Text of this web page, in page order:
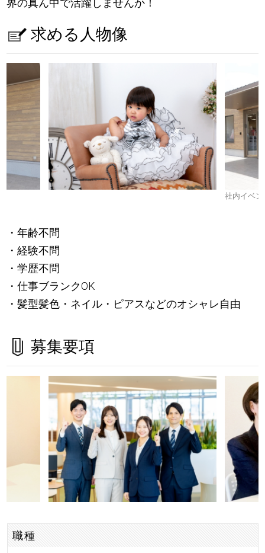
界の真ん中で活躍しませんか！
求める人物像
社内イベ
・年齢不問
・経験不問
・学歴不問
・仕事ブランクOK
・髪型髪色・ネイル・ピアスなどのオシャレ自由
募集要項
職種